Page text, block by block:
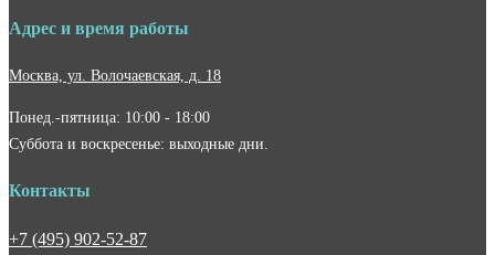
Адрес и время работы
Москва, ул. Волочаевская, д. 18
Понед.-пятница: 10:00 - 18:00
Суббота и воскресенье: выходные дни.
Контакты
+7 (495) 902-52-87